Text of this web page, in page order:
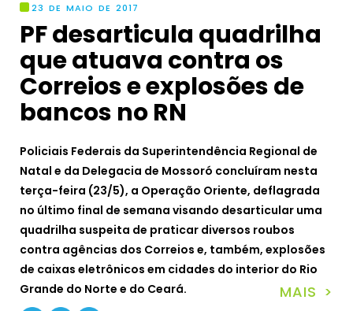
23 DE MAIO DE 2017
PF desarticula quadrilha
que atuava contra os
Correios e explosões de
bancos no RN
Policiais Federais da Superintendência Regional de
Natal e da Delegacia de Mossoró concluíram nesta
terça-feira (23/5), a Operação Oriente, deflagrada
no último final de semana visando desarticular uma
quadrilha suspeita de praticar diversos roubos
contra agências dos Correios e, também, explosões
de caixas eletrônicos em cidades do interior do Rio
Grande do Norte e do Ceará.
MAIS >